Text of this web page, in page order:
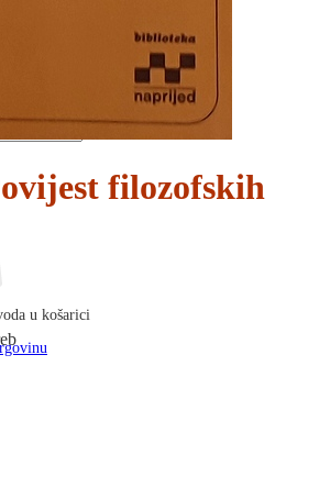
u košarici
filozofskih